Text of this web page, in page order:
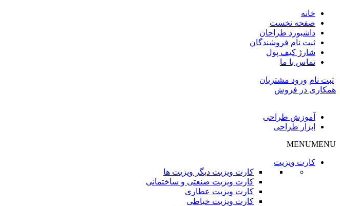
خانه
صفحه نخست
داشبورد طراحان
ثبت نام فروشندگان
شارژ کیف پول
تماس با ما
ثبت نام ورود مشتریان
همکاری در فروش
آموزش طراحی
ابزار طراحی
MENUMENU
کارت ویزیت
کارت ویزیت دیگر ویزیت ها
کارت ویزیت صنعتی و ساختمانی
کارت ویزیت عطاری
کارت ویزیت خیاطی